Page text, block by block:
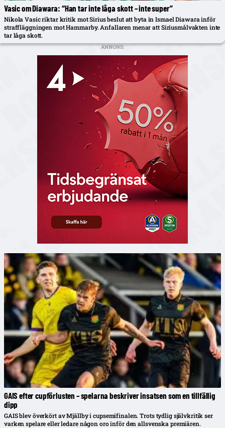
Vasic om Diawara: “Han tar inte låga skott – inte super”
Nikola Vasic riktar kritik mot Sirius beslut att byta in Ismael Diawara inför
straffläggningen mot Hammarby. Anfallaren menar att Siriusmålvakten inte
tar låga skott.
ANNONS:
GAIS efter cupförlusten – spelarna beskriver insatsen som en tillfällig
dipp
GAIS blev överkört av Mjällby i cupsemifinalen. Trots tydlig självkritik ser
varken spelare eller ledare någon oro inför den allsvenska premiären.